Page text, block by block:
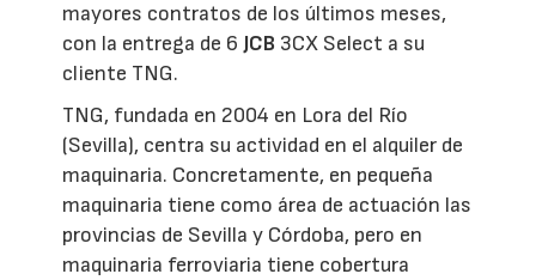
mayores contratos de los últimos meses,
con la entrega de 6JCB 3CX Select a su
cliente TNG.
TNG, fundada en 2004 en Lora del Río
(Sevilla), centra su actividad en el alquiler de
maquinaria. Concretamente, en pequeña
maquinaria tiene como área de actuación las
provincias de Sevilla y Córdoba, pero en
maquinaria ferroviaria tiene cobertura